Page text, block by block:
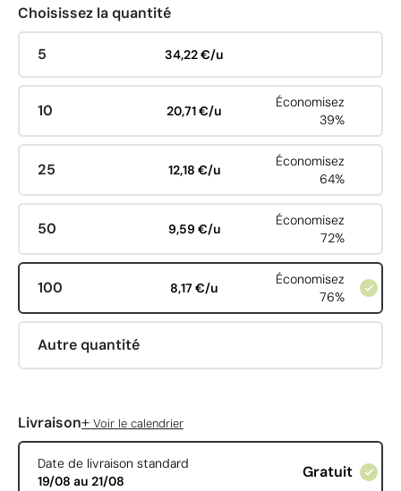
Choisissez la quantité
5 34,22 €/u
10 20,71 €/u
Économisez
39%
25 12,18 €/u
Économisez
64%
50 9,59 €/u
Économisez
72%
100 8,17 €/u
Économisez
76%
Autre quantité
Livraison+ Voir le calendrier
Date de livraison standard
19/08 au 21/08
Gratuit